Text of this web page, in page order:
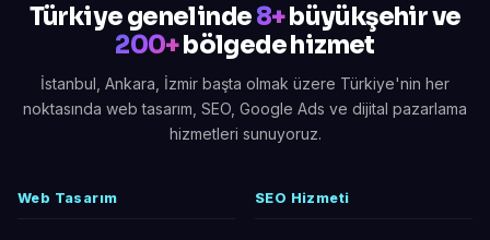
Türkiye genelinde8+büyükşehir ve
200+bölgede hizmet
İstanbul, Ankara, İzmir başta olmak üzere Türkiye'nin her
noktasında web tasarım, SEO, Google Ads ve dijital pazarlama
hizmetleri sunuyoruz.
Web Tasarım SEO Hizmeti